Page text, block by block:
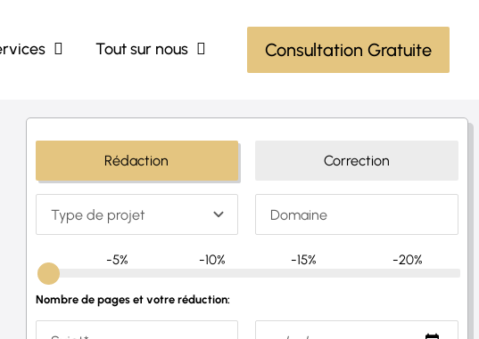
Tout sur nous Consultation Gratuite
Rédaction Correction
-5% -10% -15% -20%
Nombre de pages et votre réduction: